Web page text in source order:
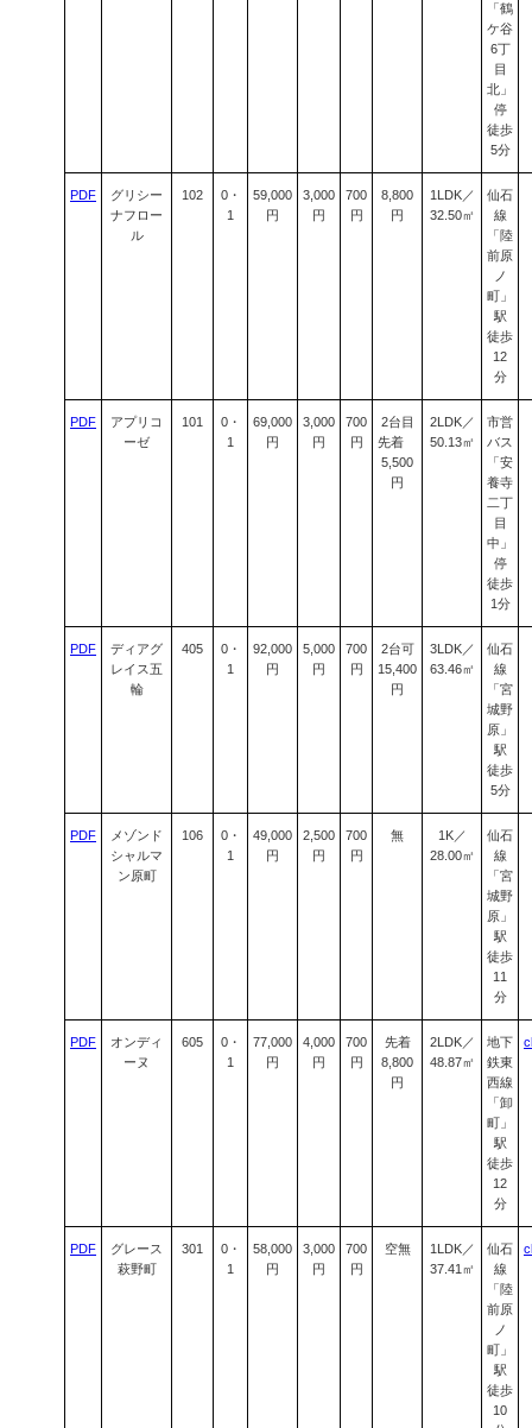
「鶴
ケ谷
6丁
目
北」
停
徒歩
5分
PDF
グリシー
ナフロー
ル
102
0・
1
59,000
円
3,000
円
700
円
8,800
円
1LDK／
32.50㎡
仙石
線
「陸
前原
ノ
町」
駅
徒歩
12
分
PDF
アプリコ
ーゼ
101
0・
1
69,000
円
3,000
円
700
円
2台目
先着
5,500
円
2LDK／
50.13㎡
市営
バス
「安
養寺
二丁
目
中」
停
徒歩
1分
PDF
ディアグ
レイス五
輪
405
0・
1
92,000
円
5,000
円
700
円
2台可
15,400
円
3LDK／
63.46㎡
仙石
線
「宮
城野
原」
駅
徒歩
5分
PDF
メゾンド
シャルマ
ン原町
106
0・
1
49,000
円
2,500
円
700
円
無
1K／
28.00㎡
仙石
線
「宮
城野
原」
駅
徒歩
11
分
PDF
オンディ
ーヌ
605
0・
1
77,000
円
4,000
円
700
円
先着
8,800
円
2LDK／
48.87㎡
地下
鉄東
西線
「卸
町」
駅
徒歩
12
分
PDF
グレース
萩野町
301
0・
1
58,000
円
3,000
円
700
円
空無
1LDK／
37.41㎡
仙石
線
「陸
前原
ノ
町」
駅
徒歩
10